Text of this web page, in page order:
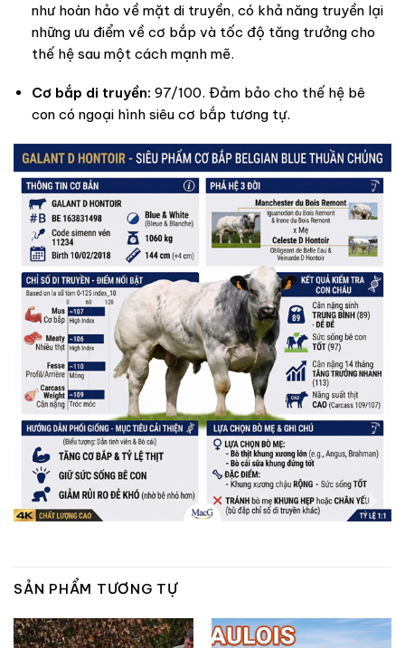
như hoàn hảo về mặt di truyền, có khả năng truyền lại
những ưu điểm về cơ bắp và tốc độ tăng trưởng cho
thế hệ sau một cách mạnh mẽ.
Cơ bắp di truyền: 97/100. Đảm bảo cho thế hệ bê
con có ngoại hình siêu cơ bắp tương tự.
SẢN PHẨM TƯƠNG TỰ